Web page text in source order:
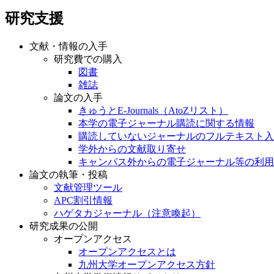
研究支援
文献・情報の入手
研究費での購入
図書
雑誌
論文の入手
きゅうとE-Journals（AtoZリスト）
本学の電子ジャーナル購読に関する情報
購読していないジャーナルのフルテキスト
学外からの文献取り寄せ
キャンパス外からの電子ジャーナル等の利用
論文の執筆・投稿
文献管理ツール
APC割引情報
ハゲタカジャーナル（注意喚起）
研究成果の公開
オープンアクセス
オープンアクセスとは
九州大学オープンアクセス方針